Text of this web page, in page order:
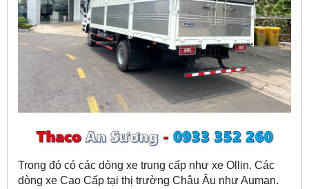
Trong đó có các dòng xe trung cấp như xe Ollin. Các
dòng xe Cao Cấp tại thị trường Châu Âu như Auman.